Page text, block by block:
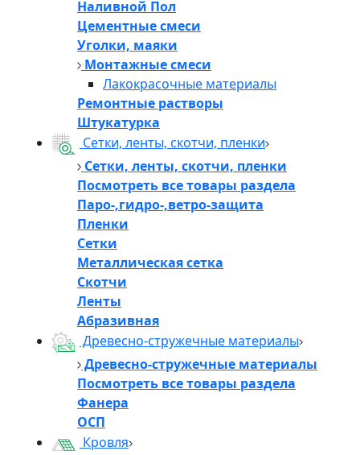
Наливной Пол
Цементные смеси
Уголки, маяки
Монтажные смеси
Лакокрасочные материалы
Ремонтные растворы
Штукатурка
Сетки, ленты, скотчи, пленки
Сетки, ленты, скотчи, пленки
Посмотреть все товары раздела
Паро-,гидро-,ветро-защита
Пленки
Сетки
Металлическая сетка
Скотчи
Ленты
Абразивная
Древесно-стружечные материалы
Древесно-стружечные материалы
Посмотреть все товары раздела
Фанера
ОСП
Кровля